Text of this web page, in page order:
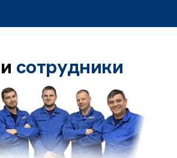
сотрудники